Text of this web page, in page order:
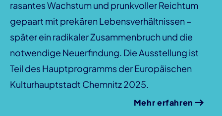
rasantes Wachstum und prunkvoller Reichtum
gepaart mit prekären Lebensverhältnissen –
später ein radikaler Zusammenbruch und die
notwendige Neuerfindung. Die Ausstellung ist
Teil des Hauptprogramms der Europäischen
Kulturhauptstadt Chemnitz 2025.
Mehr erfahren